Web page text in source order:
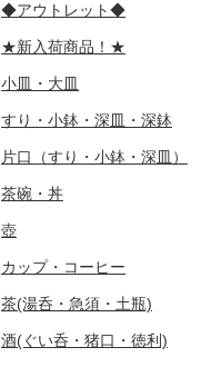
◆アウトレット◆
★新入荷商品！★
小皿・大皿
すり・小鉢・深皿・深鉢
片口（すり・小鉢・深皿）
茶碗・丼
壺
カップ・コーヒー
茶(湯呑・急須・土瓶)
酒(ぐい呑・猪口・徳利)